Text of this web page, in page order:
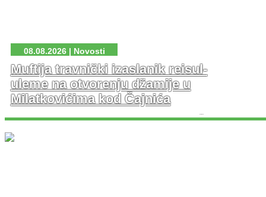
08.08.2026 | Novosti
Muftija travnički izaslanik reisul-
uleme na otvorenju džamije u
Milatkovićima kod Čajnića
U prisustvu velikog broja vjernika danas je u džematu
Milatkovići kod Čajniča svečano otvorena džamija koja
je porušena 1943. godine tokom Drugog svjetskog rata.